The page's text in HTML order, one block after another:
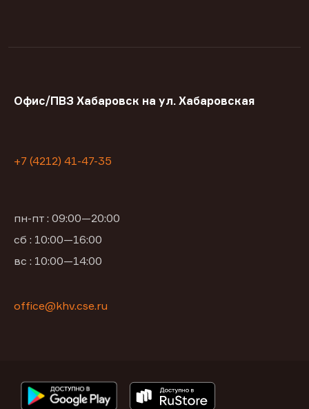
Офис/ПВЗ Хабаровск на ул. Хабаровская
+7 (4212) 41-47-35
пн-пт : 09:00—20:00
сб : 10:00—16:00
вс : 10:00—14:00
office@khv.cse.ru